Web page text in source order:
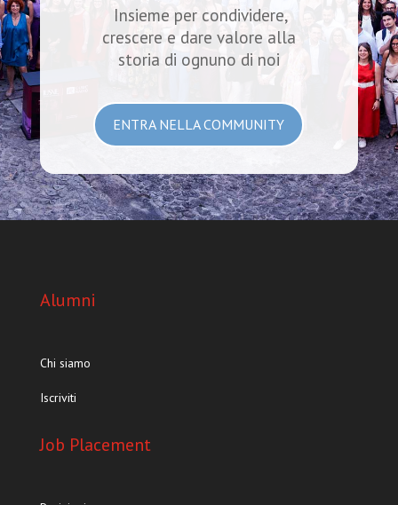
Insieme per condividere,
crescere e dare valore alla
storia di ognuno di noi
ENTRA NELLA COMMUNITY
Alumni
Chi siamo
Iscriviti
Job Placement